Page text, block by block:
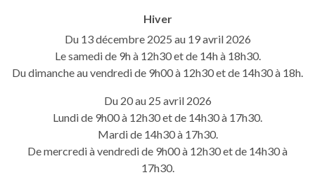
Hiver
Du 13 décembre 2025 au 19 avril 2026
Le samedi de 9h à 12h30 et de 14h à 18h30.
Du dimanche au vendredi de 9h00 à 12h30 et de 14h30 à 18h.
Du 20 au 25 avril 2026
Lundi de 9h00 à 12h30 et de 14h30 à 17h30.
Mardi de 14h30 à 17h30.
De mercredi à vendredi de 9h00 à 12h30 et de 14h30 à
17h30.